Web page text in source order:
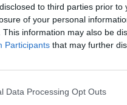
to third parties prior
of your personal
This information may also be
Participants that may further
Data Processing Opt Outs
//